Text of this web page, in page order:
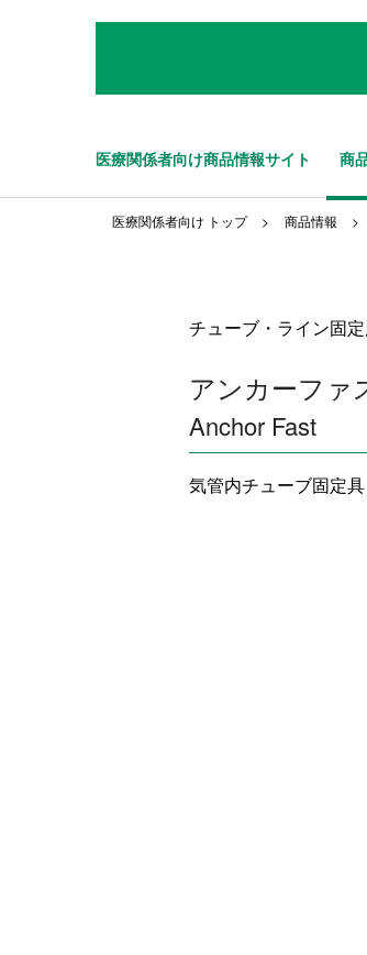
医療関係者向け商品情報サイト 商
医療関係者向け トップ 商品情報
チューブ・ライン固
アンカーファ
Anchor Fast
気管内チューブ固定具